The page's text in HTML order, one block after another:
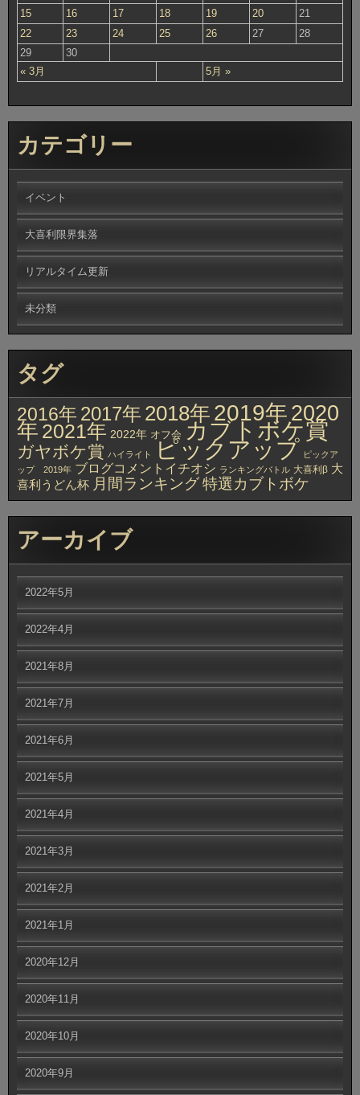
« 3月 5月 »
15
16 17 18 19 20
21
22
23 24 25 26 27
28
29
30
カテゴリー
イベント
大喜利限界集落
リアルタイム更新
未分類
タグ
2016年 2017年 2018年 2019年2020
年 2021年 2022年 オフ会 カブトボケ賞
ガヤボケ賞 ハイライト ピックアップ ピックア
ップ 2019年 ブログコメントイチオシ ランキングバトル 大喜利β 大
喜利うどん杯 月間ランキング特選カブトボケ
アーカイブ
2022年5月
2022年4月
2021年8月
2021年7月
2021年6月
2021年5月
2021年4月
2021年3月
2021年2月
2021年1月
2020年12月
2020年11月
2020年10月
2020年9月